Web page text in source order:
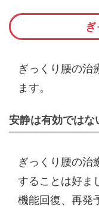
ぎっくり腰の治
ます。
安静は有効ではな
ぎっくり腰の治
することは好ま
機能回復、再発